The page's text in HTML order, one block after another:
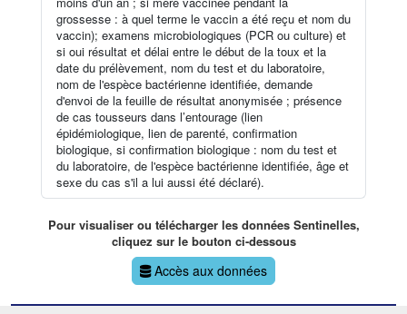
grossesse : à quel terme le vaccin a été reçu et nom du
vaccin); examens microbiologiques (PCR ou culture) et
si oui résultat et délai entre le début de la toux et la
date du prélèvement, nom du test et du laboratoire,
nom de l'espèce bactérienne identifiée, demande
d'envoi de la feuille de résultat anonymisée ; présence
de cas tousseurs dans l’entourage (lien
épidémiologique, lien de parenté, confirmation
biologique, si confirmation biologique : nom du test et
du laboratoire, de l'espèce bactérienne identifiée, âge et
sexe du cas s'il a lui aussi été déclaré).
Pour visualiser ou télécharger les données Sentinelles,
cliquez sur le bouton ci-dessous
Accès aux données